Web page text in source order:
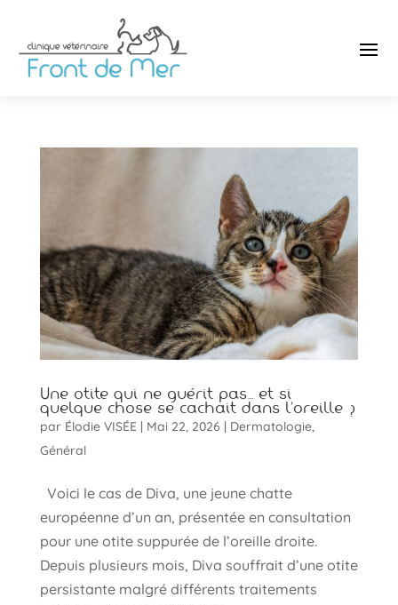
Une otite qui ne guérit pas… et si
quelque chose se cachait dans l’oreille ?
par Élodie VISÉE| Mai 22, 2026 | Dermatologie,
Général
Voici le cas de Diva, une jeune chatte
européenne d’un an, présentée en consultation
pour une otite suppurée de l’oreille droite.
Depuis plusieurs mois, Diva souffrait d’une otite
persistante malgré différents traitements